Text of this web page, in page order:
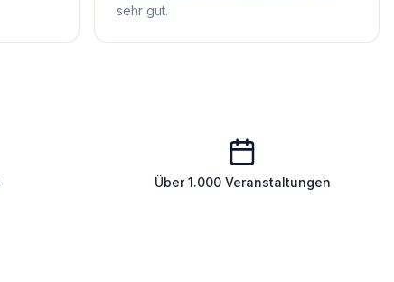
sehr gut.
Über 1.000 Veranstaltungen